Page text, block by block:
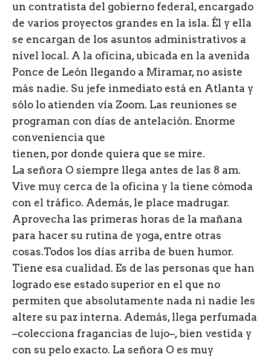
un contratista del gobierno federal, encargado
de varios proyectos grandes en la isla. Él y ella
se encargan de los asuntos administrativos a
nivel local. A la oficina, ubicada en la avenida
Ponce de León llegando a Miramar, no asiste
más nadie. Su jefe inmediato está en Atlanta y
sólo lo atienden vía Zoom. Las reuniones se
programan con días de antelación. Enorme
conveniencia que
tienen, por donde quiera que se mire.
La señora O siempre llega antes de las 8 am.
Vive muy cerca de la oficina y la tiene cómoda
con el tráfico. Además, le place madrugar.
Aprovecha las primeras horas de la mañana
para hacer su rutina de yoga, entre otras
cosas.Todos los días arriba de buen humor.
Tiene esa cualidad. Es de las personas que han
logrado ese estado superior en el que no
permiten que absolutamente nada ni nadie les
altere su paz interna. Además, llega perfumada
–colecciona fragancias de lujo–, bien vestida y
con su pelo exacto. La señora O es muy